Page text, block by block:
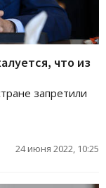
что из
запретили
24 июня 2022, 10:25